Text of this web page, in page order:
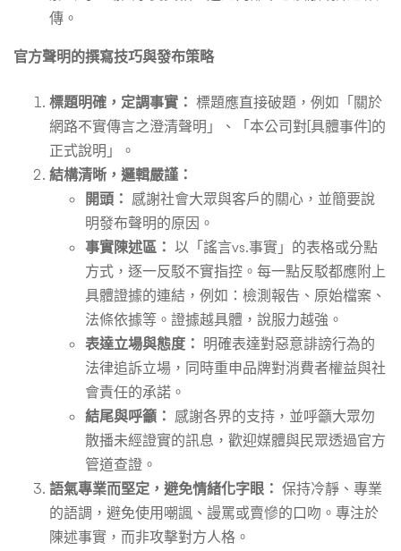
傳。
官方聲明的撰寫技巧與發布策略
標題明確，定調事實： 標題應直接破題，例如「關於
網路不實傳言之澄清聲明」、「本公司對[具體事件]的
正式說明」。
結構清晰，邏輯嚴謹：
開頭： 感謝社會大眾與客戶的關心，並簡要說
明發布聲明的原因。
事實陳述區： 以「謠言vs.事實」的表格或分點
方式，逐一反駁不實指控。每一點反駁都應附上
具體證據的連結，例如：檢測報告、原始檔案、
法條依據等。證據越具體，說服力越強。
表達立場與態度： 明確表達對惡意誹謗行為的
法律追訴立場，同時重申品牌對消費者權益與社
會責任的承諾。
結尾與呼籲： 感謝各界的支持，並呼籲大眾勿
散播未經證實的訊息，歡迎媒體與民眾透過官方
管道查證。
語氣專業而堅定，避免情緒化字眼： 保持冷靜、專業
的語調，避免使用嘲諷、謾罵或賣慘的口吻。專注於
陳述事實，而非攻擊對方人格。